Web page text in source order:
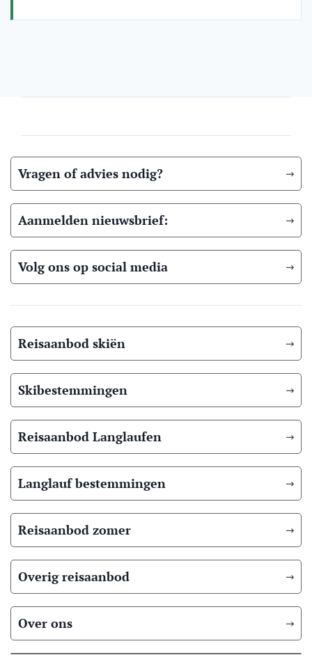
Vragen of advies nodig?
Aanmelden nieuwsbrief:
Volg ons op social media
Reisaanbod skiën
Skibestemmingen
Reisaanbod Langlaufen
Langlauf bestemmingen
Reisaanbod zomer
Overig reisaanbod
Over ons